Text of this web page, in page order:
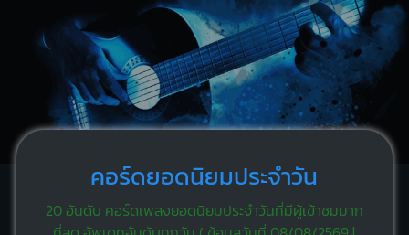
คอร์ดยอดนิยมประจำวัน
20 อันดับ คอร์ดเพลงยอดนิยมประจำวันที่มีผู้เข้าชมมาก